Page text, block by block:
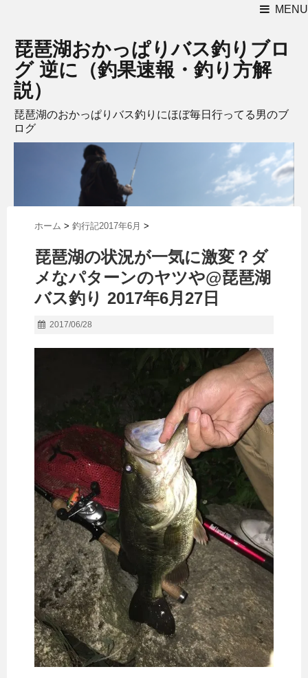
MENU
琵琶湖おかっぱりバス釣りブロ
グ 逆に（釣果速報・釣り方解
説）
琵琶湖のおかっぱりバス釣りにほぼ毎日行ってる男のブ
ログ
ホーム > 釣行記2017年6月 >
琵琶湖の状況が一気に激変？ダ
メなパターンのヤツや@琵琶湖
バス釣り 2017年6月27日
2017/06/28